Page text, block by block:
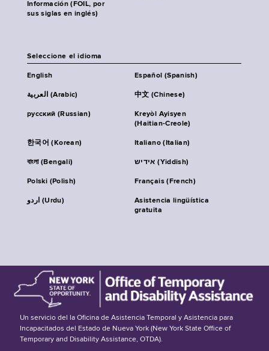
Información (FOIL, por
sus siglas en inglés)
Seleccione el idioma
English Español (Spanish)
العربية (Arabic) 中文 (Chinese)
русский (Russian)
Kreyòl Ayisyen
(Haitian-Creole)
한국어 (Korean) Italiano (Italian)
বাংলা (Bengali) אידיש (Yiddish)
Polski (Polish) Français (French)
اردو (Urdu)
Asistencia lingüística
gratuita
Un servicio del la Oficina de Asistencia Temporal y Asistencia para
Incapacitados del Estado de Nueva York (New York State Office of
Temporary and Disability Assistance, OTDA).